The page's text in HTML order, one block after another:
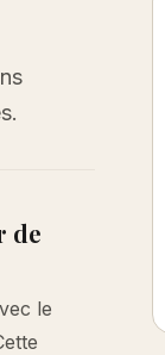
de
le